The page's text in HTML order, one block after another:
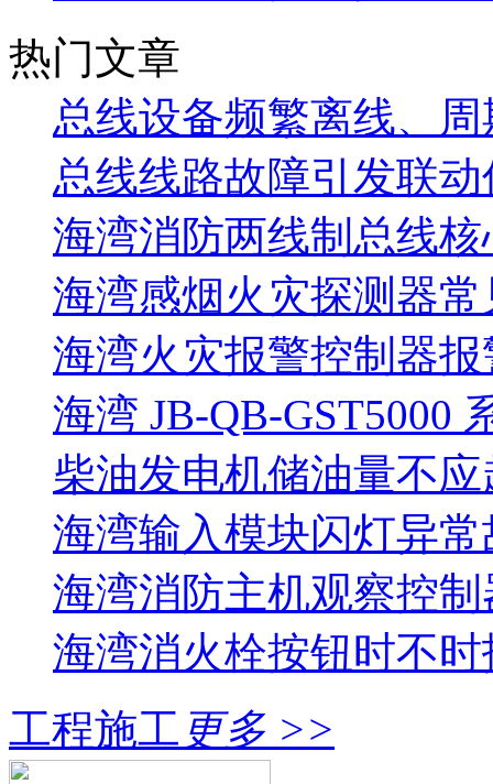
热门文章
总线设备频繁离线、
总线线路故障引发联
海湾消防两线制总线
海湾感烟火灾探测器
海湾火灾报警控制器报
海湾 JB-QB-GST5000
柴油发电机储油量不应
海湾输入模块闪灯异
海湾消防主机观察控制
海湾消火栓按钮时不
工程施工 更多 >>